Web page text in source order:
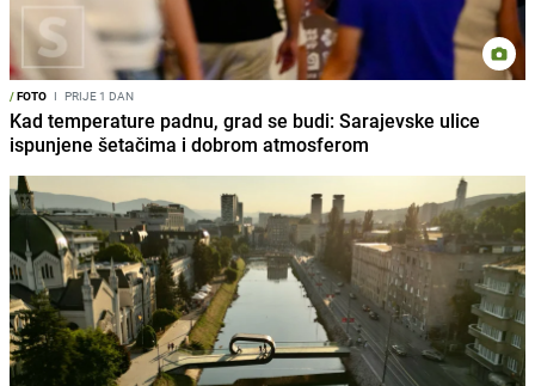
/FOTO I PRIJE 1 DAN
Kad temperature padnu, grad se budi: Sarajevske ulice
ispunjene šetačima i dobrom atmosferom